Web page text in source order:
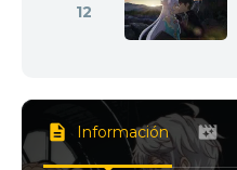
12
Información